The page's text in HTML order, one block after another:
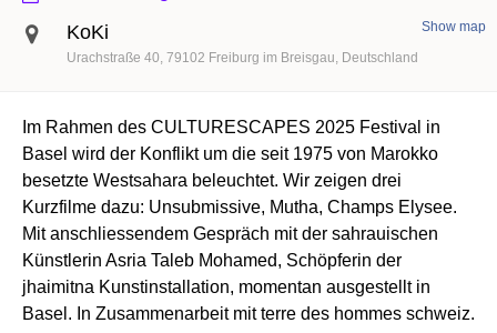
KoKi
Urachstraße 40 79102 Freiburg im Breisgau Deutschland
Show map
Im Rahmen des CULTURESCAPES 2025 Festival in
Basel wird der Konflikt um die seit 1975 von Marokko
besetzte Westsahara beleuchtet. Wir zeigen drei
Kurzfilme dazu: Unsubmissive, Mutha, Champs Elysee.
Mit anschliessendem Gespräch mit der sahrauischen
Künstlerin Asria Taleb Mohamed, Schöpferin der
jhaimitna Kunstinstallation, momentan ausgestellt in
Basel. In Zusammenarbeit mit terre des hommes schweiz.